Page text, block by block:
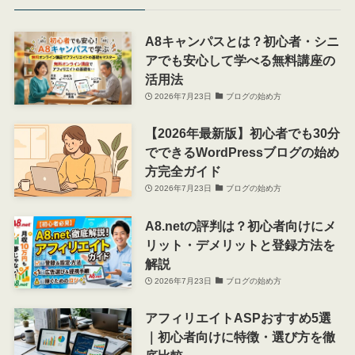
A8キャンパスとは？初心者・シニ
アでも安心して学べる無料講座の
活用法
2026年7月23日 ブログの始め方
【2026年最新版】初心者でも30分
でできるWordPressブログの始め
方完全ガイド
2026年7月23日 ブログの始め方
A8.netの評判は？初心者向けにメ
リット・デメリットと登録方法を
解説
2026年7月23日 ブログの始め方
アフィリエイトASPおすすめ5選
｜初心者向けに特徴・選び方を徹